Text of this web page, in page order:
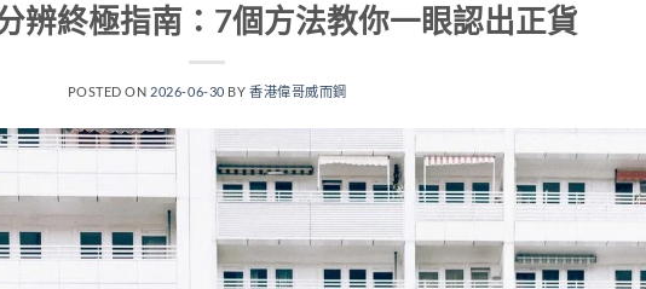
辨終極指南：7個方法教你一眼認出正貨
POSTED ON 2026-06-30 BY香港偉哥威而鋼